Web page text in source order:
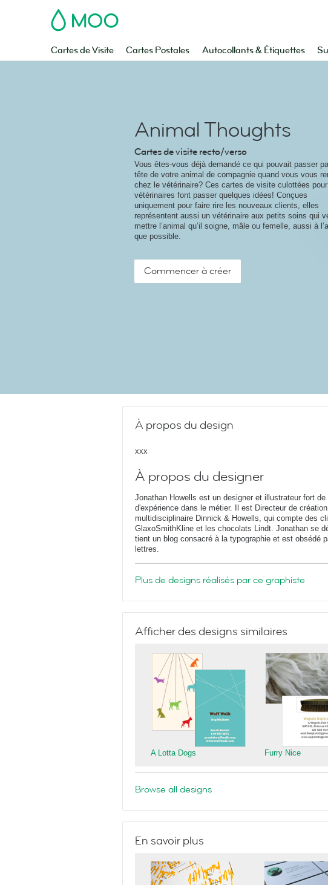
MOO
Cartes de Visite Cartes Postales Autocollants & Étiquettes
Animal Thoughts
Cartes de visite recto/verso
Vous êtes-vous déjà demandé ce qui pouvait passer
tête de votre animal de compagnie quand vous vous
chez le vétérinaire? Ces cartes de visite culottées pour
vétérinaires font passer quelques idées! Conçues
uniquement pour faire rire les nouveaux clients, elles
représentent aussi un vétérinaire aux petits soins qui
mettre l’animal qu’il soigne, mâle ou femelle, aussi à
que possible.
Commencer à créer
À propos du design
xxx
À propos du designer
Jonathan Howells est un designer et illustrateur fort de
d'expérience dans le métier. Il est Directeur de
multidisciplinaire Dinnick & Howells, qui compte des
GlaxoSmithKline et les chocolats Lindt. Jonathan se
tient un blog consacré à la typographie et est obsédé
lettres.
Plus de designs réalisés par ce graphiste
Afficher des designs similaires
A Lotta Dogs Furry Nice
Browse all designs
En savoir plus